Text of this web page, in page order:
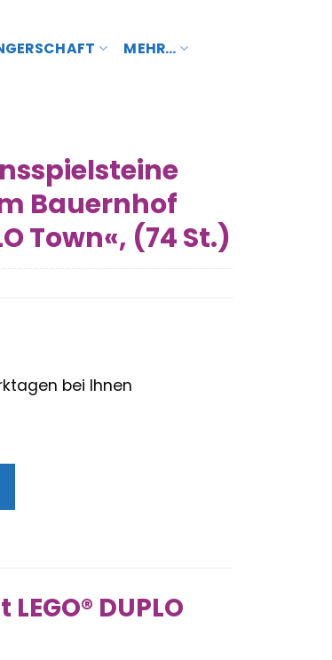
MEHR…
Bauernhof
Town«, (74 St.)
bei Ihnen
DUPLO